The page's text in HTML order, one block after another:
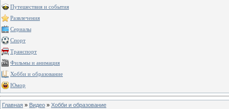
Путешествия и события
Развлечения
Сериалы
Спорт
Транспорт
Фильмы и анимация
Хобби и образование
Юмор
Главная » Видео » Хобби и образование